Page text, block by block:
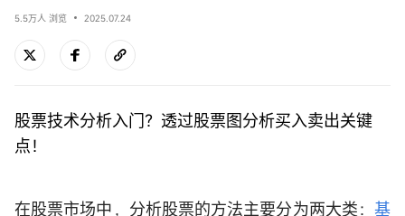
5.5万人 浏览 2025.07.24
股票技术分析入门？透过股票图分析买入卖出关键
点！
在股票市场中，分析股票的方法主要分为两大类： 基